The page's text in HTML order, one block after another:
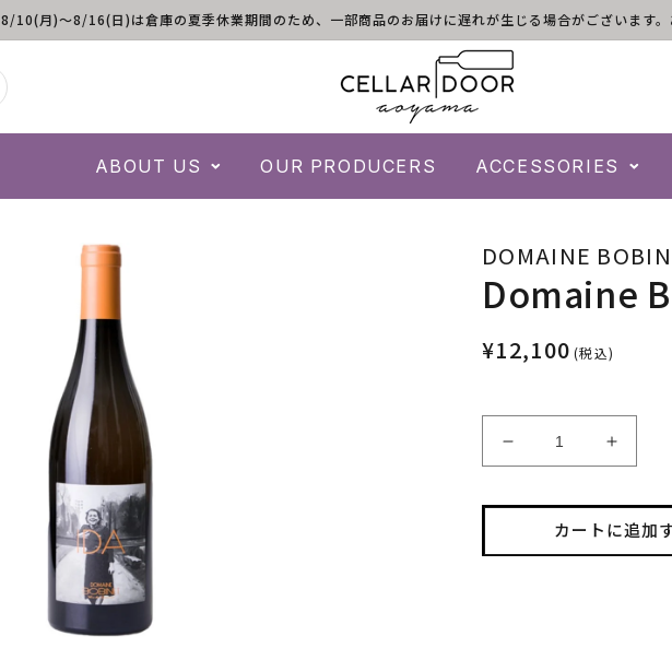
8/10(月)～8/16(日)は倉庫の夏季休業期間のため、一部商品のお届けに遅れが生じる場合がございます
ABOUT US OUR PRODUCERS ACCESSORIES
DOMAINE
Domaine
¥12,100 (税込)
Domaine
Bobinet
Ida
2019
カートに追加